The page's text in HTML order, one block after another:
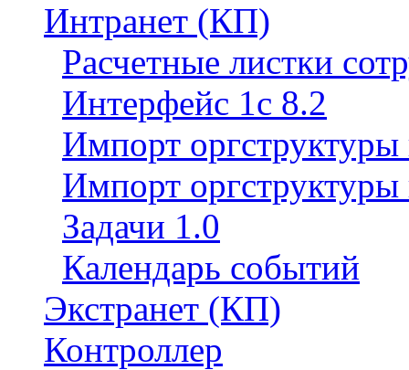
Интранет (КП)
Расчетные листки
Интерфейс 1с 8.2
Импорт
Импорт
Задачи 1.0
Календарь событий
Экстранет (КП)
Контроллер